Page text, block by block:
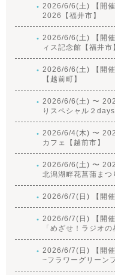
2026/6/6(土) 【開
2026【福井市】
2026/6/6(土) 【開
ィス記念館【福井市
2026/6/6(土) 【開
【越前町】
2026/6/6(土) 〜
りスペシャル２days
2026/6/4(木) 〜
カフェ【越前市】
2026/6/6(土) 〜
北潟湖畔花菖蒲まつ
2026/6/7(日) 【開催
2026/6/7(日) 【開
「めざせ！ラジオの
2026/6/7(日) 【開
~フラワーグリーン